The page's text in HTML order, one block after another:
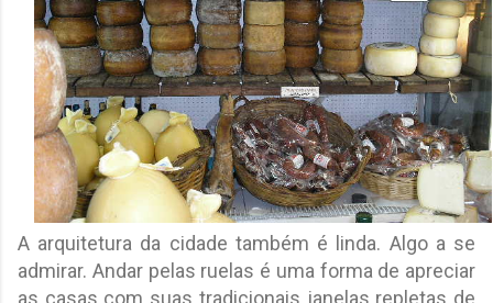
A arquitetura da cidade também é linda. Algo a se
admirar. Andar pelas ruelas é uma forma de apreciar